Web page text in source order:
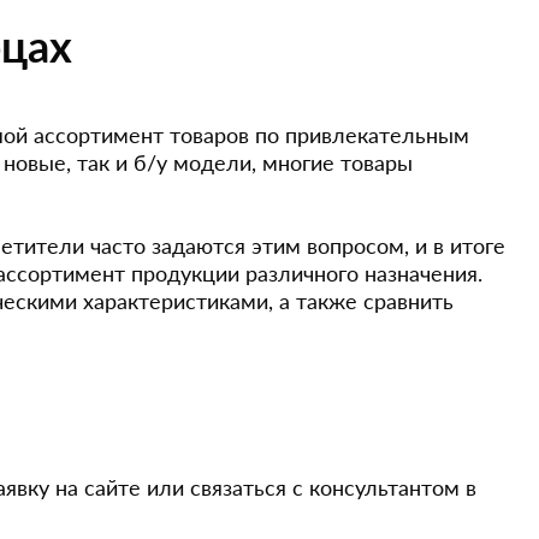
ассортимент товаров по привлекательным
так и б/у модели, многие товары
часто задаются этим вопросом, и в итоге
продукции различного назначения.
характеристиками, а также сравнить
на сайте или связаться с консультантом в